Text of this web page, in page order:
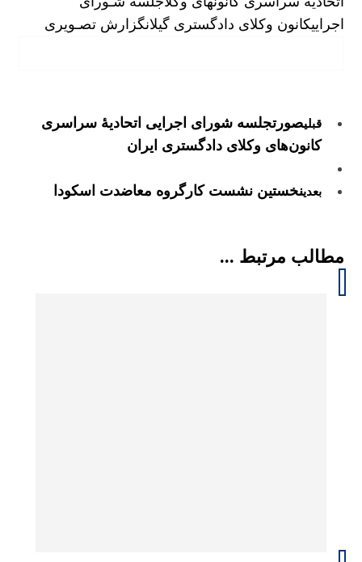
اجراییکانون وکلای دادگستری گیلانگزارش تصـویری
قبلیصورتجلسه شورای اجرایی اتحادیۀ سراسری
کانون‌های وکلای دادگستری ایران
بعدینخستین نشست کارگروه معاضدت اسکودا
مطالب مرتبط ...